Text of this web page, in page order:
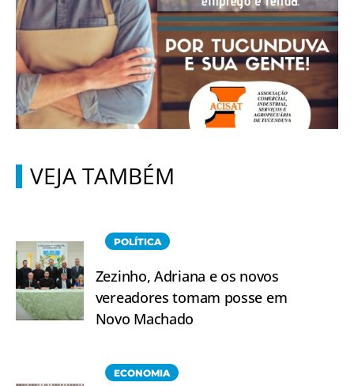
VEJA TAMBÉM
POLÍTICA
Zezinho, Adriana e os novos
vereadores tomam posse em
Novo Machado
ECONOMIA